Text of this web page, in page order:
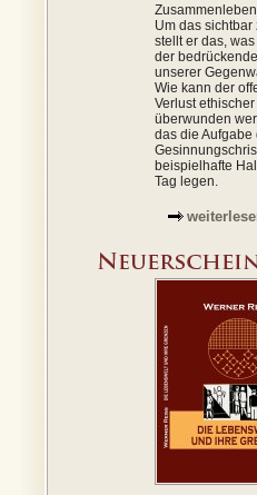
Um das sichtbar
stellt er das,
der
unserer
Wie kann der
Verlust
überwunden
das die Aufgabe
beispielhafte
Tag legen.